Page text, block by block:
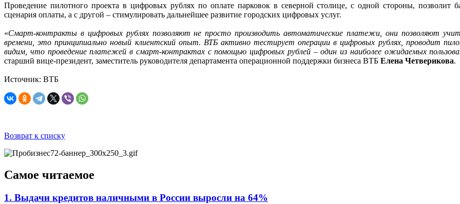
Проведение пилотного проекта в цифровых рублях по оплате парковок в северной столице, с одной стороны, позволит
сценария оплаты, а с другой – стимулировать дальнейшее развитие городских цифровых услуг.
«Смарт-контракты в цифровых рублях позволяют не просто производить автоматические платежи, они позволяют
времени, это принципиально новый клиентский опыт. ВТБ активно тестирует операции в цифровых рублях, проводит
видим, что проведение платежей в смарт-контрактах с помощью цифровых рублей – один из наиболее ожидаемых
старший вице-президент, заместитель руководителя департамента операционной поддержки бизнеса ВТБ Елена Четверикова.
Источник: ВТБ
Возврат к списку
Самое читаемое
1. Выдачи кредитов наличными в России выросли на 64%